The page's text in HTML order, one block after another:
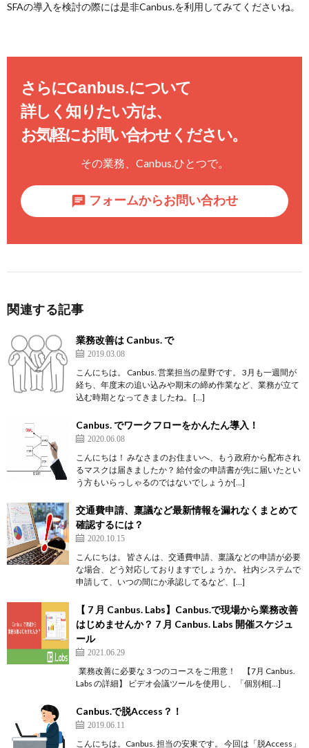
SFAの導入を検討の際には是非Canbus.を利用してみてくださいね。
さらにCanbus.について
詳しく知りたい方は、
お気軽にお問い合わせください。
その業務、 Canbus.ひとつで。
フォームからお問い合わせ
関連する記事
業務改善は Canbus. で
2019.03.08
こんにちは。 Canbus. 営業担当の星野です。 3月も一週間が
経ち、年度末の追い込みや期末の締め作業など、業務が立て
込む時期となってきましたね。 […]
Canbus. でワークフローをかんたん導入！
2020.06.08
こんにちは！ みなさまのお住まいへ、もう政府から配布され
るマスクは届きましたか？ 給付金の申請書が先に届いたとい
う方もいらっしゃるのではないでしょうか[…]
交通費申請、稟議など最新情報を漏れなくまとめて
確認するには？
2020.10.15
こんにちは。 皆さんは、交通費申請、稟議などの申請が必要
な場合、どう対応しておりますでしょうか。 社内システムで
申請して、いつの間にか承認してるなど、[…]
【 7 月 Canbus. Labs】Canbus.で現場から業務改善
はじめませんか？ 7 月 Canbus. Labs 開催スケジュ
ール
2021.06.29
業務改善に必要な３つのコースをご用意！ 【7月 Canbus.
Labs の詳細】 ビデオ会議ツールを使用し、「個別相[…]
Canbus.で脱Access？！
2019.06.11
こんにちは。Canbus. 担当の安東です。 今回は「脱Access」